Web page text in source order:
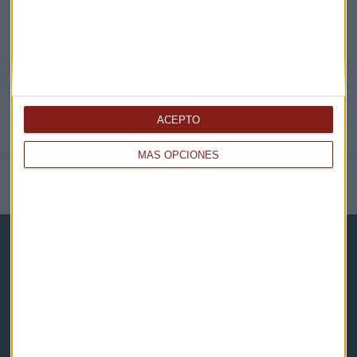
MÁS OPCIONES
ACEPTO